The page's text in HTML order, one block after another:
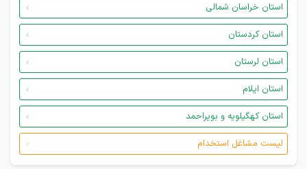
استان خراسان شمالی
استان کردستان
استان لرستان
استان ایلام
استان کهگیلویه و بویراحمد
لیست مشاغل استخدام